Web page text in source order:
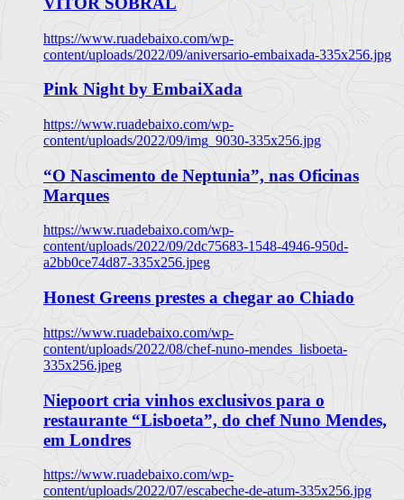
https://www.ruadebaixo.com/wp-
content/uploads/2022/09/aniversario-embaixada-335x256.jpg
Pink Night by EmbaiXada
https://www.ruadebaixo.com/wp-
content/uploads/2022/09/img_9030-335x256.jpg
“O Nascimento de Neptunia”, nas Oficinas
Marques
https://www.ruadebaixo.com/wp-
content/uploads/2022/09/2dc75683-1548-4946-950d-
a2bb0ce74d87-335x256.jpeg
Honest Greens prestes a chegar ao Chiado
https://www.ruadebaixo.com/wp-
content/uploads/2022/08/chef-nuno-mendes_lisboeta-
335x256.jpeg
Niepoort cria vinhos exclusivos para o
restaurante “Lisboeta”, do chef Nuno Mendes,
em Londres
https://www.ruadebaixo.com/wp-
content/uploads/2022/07/escabeche-de-atum-335x256.jpg